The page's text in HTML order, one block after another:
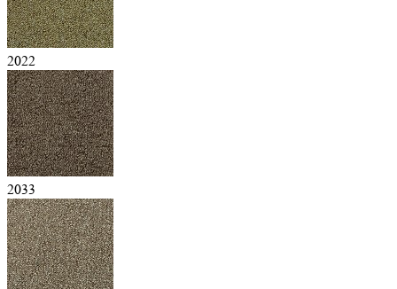
2022
2033